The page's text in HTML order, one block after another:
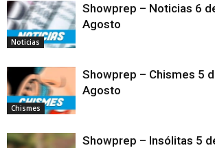
Noticias
Showprep – Noticias 6
Chismes
Showprep – Chismes 5
Showprep – Insólitas 5